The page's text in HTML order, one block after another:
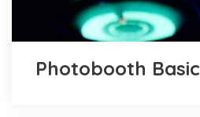
Photobooth Basic